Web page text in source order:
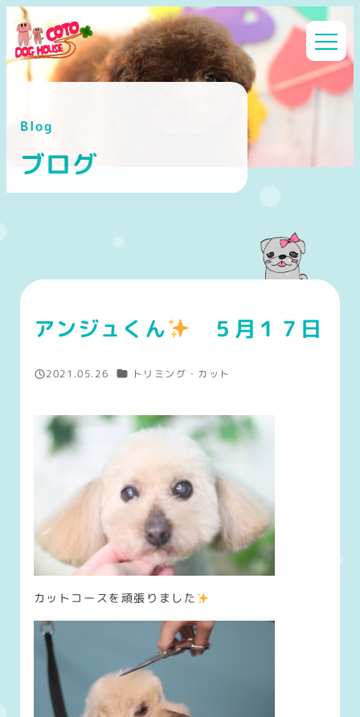
メ
イ
ン
へ
Blog
ブログ
アンジュくん ５月１７日
投稿日
2021.05.26 カテゴリー
トリミング・カット
カットコースを頑張りました